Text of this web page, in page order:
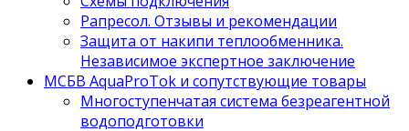
Рапресол. Отзывы и рекомендации
Защита от накипи теплообменника.
Независимое экспертное заключение
МСБВ AquaProTok и сопутствующие товары
Многоступенчатая система безреагентной
водоподготовки